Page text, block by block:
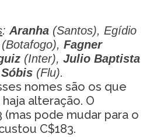
: Aranha (Santos), Egídio
(Botafogo), Fagner
(Inter), Julio Baptista
(Flu).
nomes são os que
alteração. O
pode mudar para o
C$183.